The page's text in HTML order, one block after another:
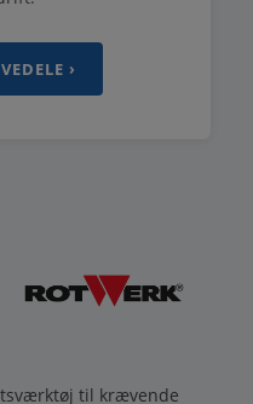
›
til krævende